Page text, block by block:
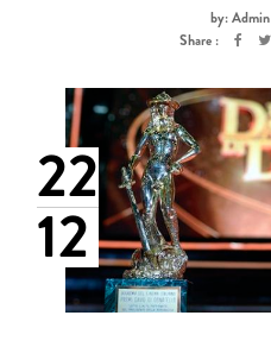
by: Admin
Share :
22
12